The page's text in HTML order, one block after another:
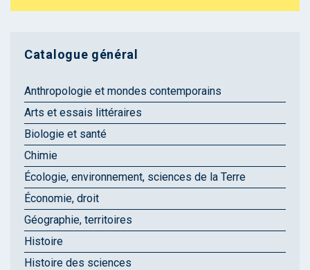
Catalogue général
Anthropologie et mondes contemporains
Arts et essais littéraires
Biologie et santé
Chimie
Écologie, environnement, sciences de la Terre
Économie, droit
Géographie, territoires
Histoire
Histoire des sciences